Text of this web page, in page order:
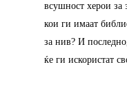
всушност херои за
кои ги имаат
за нив? И
ќе ги искористат